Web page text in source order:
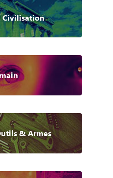
Civilisation
& Armes